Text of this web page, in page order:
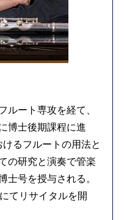
ルート専攻を経て、
博士後期課程に進
るフルートの用法と
の研究と演奏で管楽
士号を授与される。
てリサイタルを開